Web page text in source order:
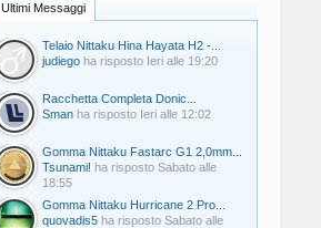
Ultimi Messaggi
Telaio Nittaku Hina Hayata H2 -...
judiego ha risposto Ieri alle 19:20
Racchetta Completa Donic...
Sman ha risposto Ieri alle 12:02
Gomma Nittaku Fastarc G1 2,0mm...
Tsunami! ha risposto Sabato alle
18:55
Gomma Nittaku Hurricane 2 Pro...
quovadis5 ha risposto Sabato alle